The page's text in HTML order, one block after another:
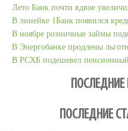
Лето Банк почти вдвое
В линейке 1Банк появился
В ноябре розничные займы
В Энергобанке продлены
В РСХБ подешевел
ПОСЛЕДНИЕ